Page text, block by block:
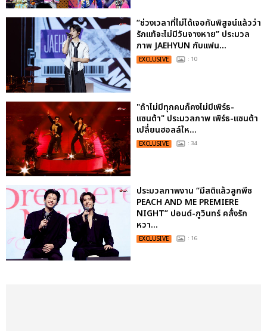
“ช่วงเวลาที่ไม่ได้เจอกันพิสูจน์แล้วว่า
รักแท้จะไม่มีวันจางหาย” ประมวล
ภาพ JAEHYUN กับแฟน...
EXCLUSIVE : 10
"ถ้าไม่มีทุกคนก็คงไม่มีเพิร์ธ-
แซนต้า" ประมวลภาพ เพิร์ธ-แซนต้า
เปลี่ยนฮอลล์ให...
EXCLUSIVE : 34
ประมวลภาพงาน “มีสติแล้วลูกพีช
PEACH AND ME PREMIERE
NIGHT” ปอนด์-ภูวินทร์ คลั่งรัก
หวา...
EXCLUSIVE : 16